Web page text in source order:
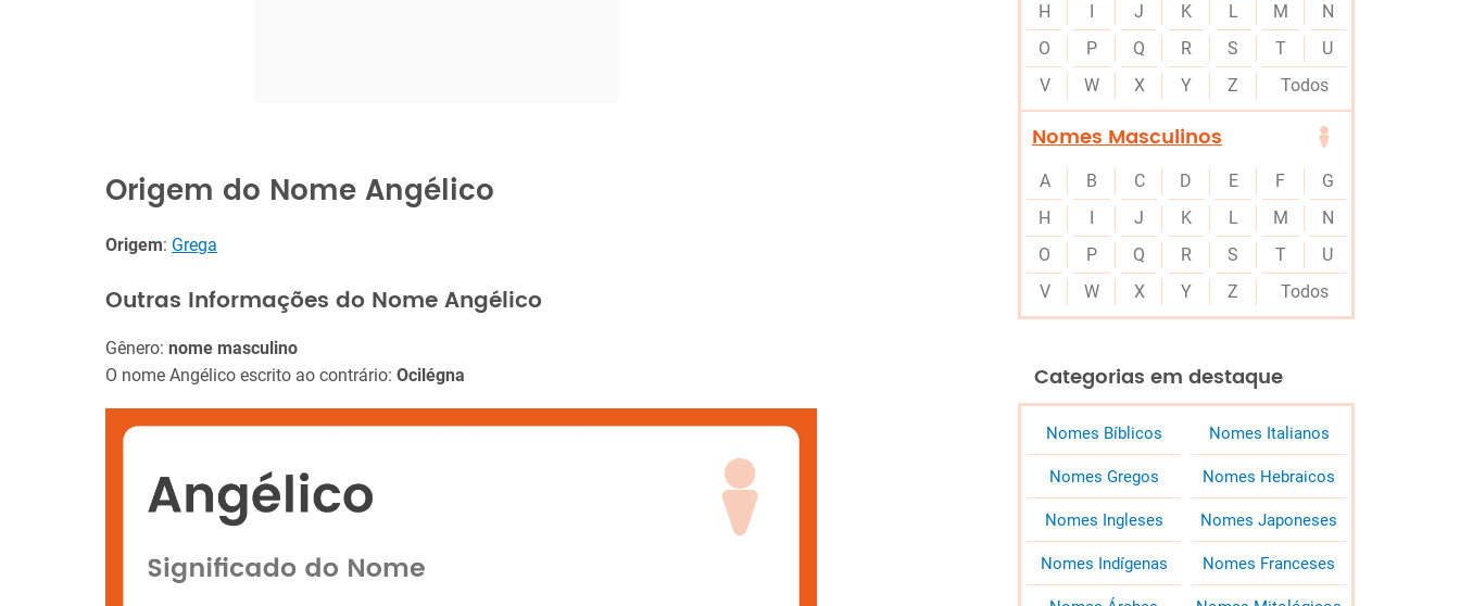
Origem do Nome Angélico
Origem: Grega
Outras Informações do Nome Angélico
Gênero: nome masculino
O nome Angélico escrito ao contrário: Ocilégna
H
I J K L M
N
O
P Q R S T
U
V
W X Y Z Todos
Nomes Masculinos
A B C D E F
G
H
I J K L M
N
O
P Q R S T
U
V
W X Y Z Todos
Categorias em destaque
Nomes Bíblicos Nomes Italianos
Nomes Gregos Nomes Hebraicos
Nomes Ingleses Nomes Japoneses
Nomes Indígenas Nomes Franceses